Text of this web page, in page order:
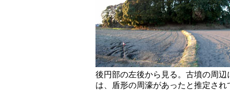
後円部の左後から見る。古墳の周辺
は、盾形の周濠があったと推定され